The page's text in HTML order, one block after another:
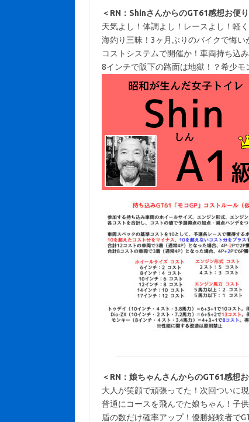
＜RN：ShinさんからのGT61感想お便り
天気よし！体調よし！レースよし！軽
海釣り三昧！3ヶ月ぶりのバイクで悔い
コストシステムで開催か！車両持ち込
8インチで阪下の路面は地獄！？希少モ
＜RN：娘ちゃんさんからのGT61感想
大人が笑顔で頑張ってた！次回ついに
普通にコースを飛んでた娘ちゃん！ 子
盾の数だけ確率アップ！優勝経験者で